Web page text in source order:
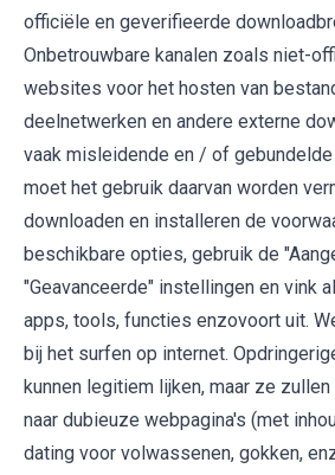
officiële en geverifieerde
Onbetrouwbare kanalen zoals niet-
websites voor het hosten van
deelnetwerken en andere externe
vaak misleidende en / of gebundelde
moet het gebruik daarvan worden
downloaden en installeren de
beschikbare opties, gebruik de
"Geavanceerde" instellingen en vink
apps, tools, functies enzovoort uit.
bij het surfen op internet.
kunnen legitiem lijken, maar ze
naar dubieuze webpagina's (met
dating voor volwassenen, gokken,